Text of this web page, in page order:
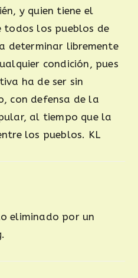
y quien tiene el
todos los pueblos de
determinar libremente
condición, pues
ha de ser sin
con defensa de la
al tiempo que la
los pueblos. KL
eliminado por un